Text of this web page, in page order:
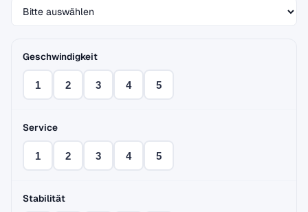
Geschwindigkeit
1 2 3 4 5
Service
1 2 3 4 5
Stabilität